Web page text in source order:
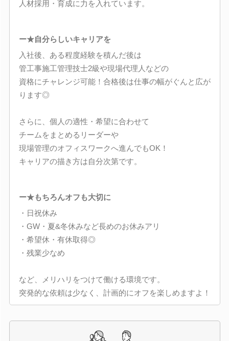
人材採用・育成に力を入れています。
ー★自分らしいキャリアを
入社後、ある程度経験を積んだ後は
管工事施工管理技士2級や現場代理人などの
資格にチャレンジ可能！合格後は仕事の幅がぐんと広が
ります◎
さらに、個人の適性・希望に合わせて
チームをまとめるリーダーや
現場管理のオフィスワークへ進んでもOK！
キャリアの描き方は自分次第です。
ー★もちろんオフも大切に
・日祝休み
・GW・夏&冬休みなど長めのお休みアリ
・希望休・有休取得◎
・残業少なめ
など、メリハリをつけて働ける環境です。
突発的な依頼は少なく、計画的にオフを楽しめますよ！